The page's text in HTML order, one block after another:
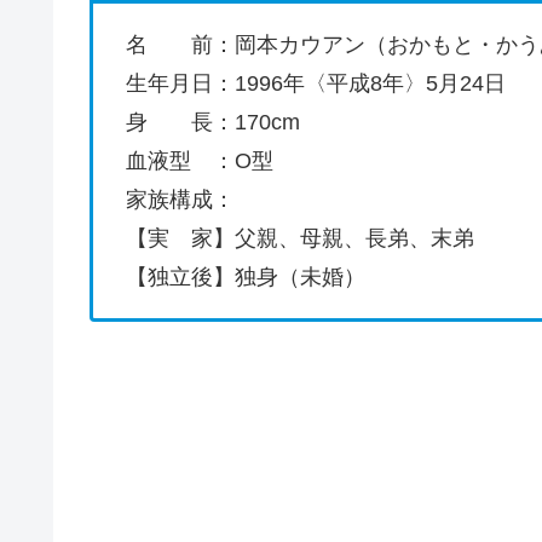
名 前：岡本カウアン（おかもと・かう
生年月日：1996年〈平成8年〉5月24日
身 長：170cm
血液型 ：O型
家族構成：
【実 家】父親、母親、長弟、末弟
【独立後】独身（未婚）